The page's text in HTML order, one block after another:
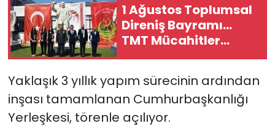
1 Ağustos Toplumsal
Direniş Bayramı...
TMT Mücahitler
Derneği’nde tören
Yaklaşık 3 yıllık yapım sürecinin ardından
inşası tamamlanan Cumhurbaşkanlığı
Yerleşkesi, törenle açılıyor.
SAĞLIK
Spor
TÜRKiYE